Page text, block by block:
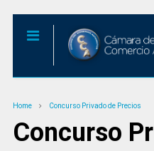
Home Concurso Privado de Precios
Concurso